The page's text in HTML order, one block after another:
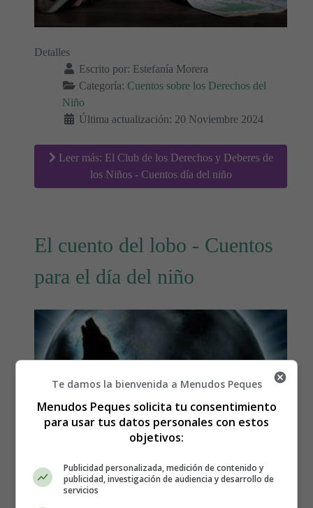
Detalles
Escrito por: Estefanía Morera
Categoría: Cuentos sobre los Derechos del
Niño
Última actualización: 20 Noviembre 2024
Leer más: El Club de los Derechos y Deberes de
los Niños - Cuentos día del niño
El cuento del lobo - Cuentos
para el día del niño
Te damos la bienvenida a Menudos Peques
Menudos Peques solicita tu consentimiento
para usar tus datos personales con estos
objetivos:
Publicidad personalizada, medición de contenido y
publicidad, investigación de audiencia y desarrollo de
servicios